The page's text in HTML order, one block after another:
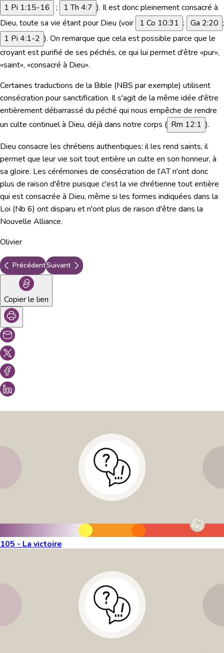
1 Pi 1:15-16 ; 1 Th 4:7 ). Il est donc pleinement consacré à
Dieu, toute sa vie étant pour Dieu (voir
1 Co 10:31 ; Ga 2:20 ;
1 Pi 4:1-2 ). On remarque que cela est possible parce que le
croyant est purifié de ses péchés, ce qui lui permet d'être «pur»,
«saint», «consacré à Dieu».
Certaines traductions de la Bible (NBS par exemple) utilisent
consécration pour sanctification. Il s'agit de la même idée d'être
entièrement débarrassé du péché qui nous empêche de rendre
un culte continuel à Dieu, déjà dans notre corps ( Rm 12:1 ).
Dieu consacre les chrétiens authentiques: il les rend saints, il
permet que leur vie soit tout entière un culte en son honneur, à
sa gloire. Les cérémonies de consécration de l'AT n'ont donc
plus de raison d'être puisque c'est la vie chrétienne tout entière
qui est consacrée à Dieu, même si les formes indiquées dans la
Loi (Nb 6) ont disparu et n'ont plus de raison d'être dans la
Nouvelle Alliance.
Olivier
PrécédentSuivant
Copier le lien
105 - La victoire